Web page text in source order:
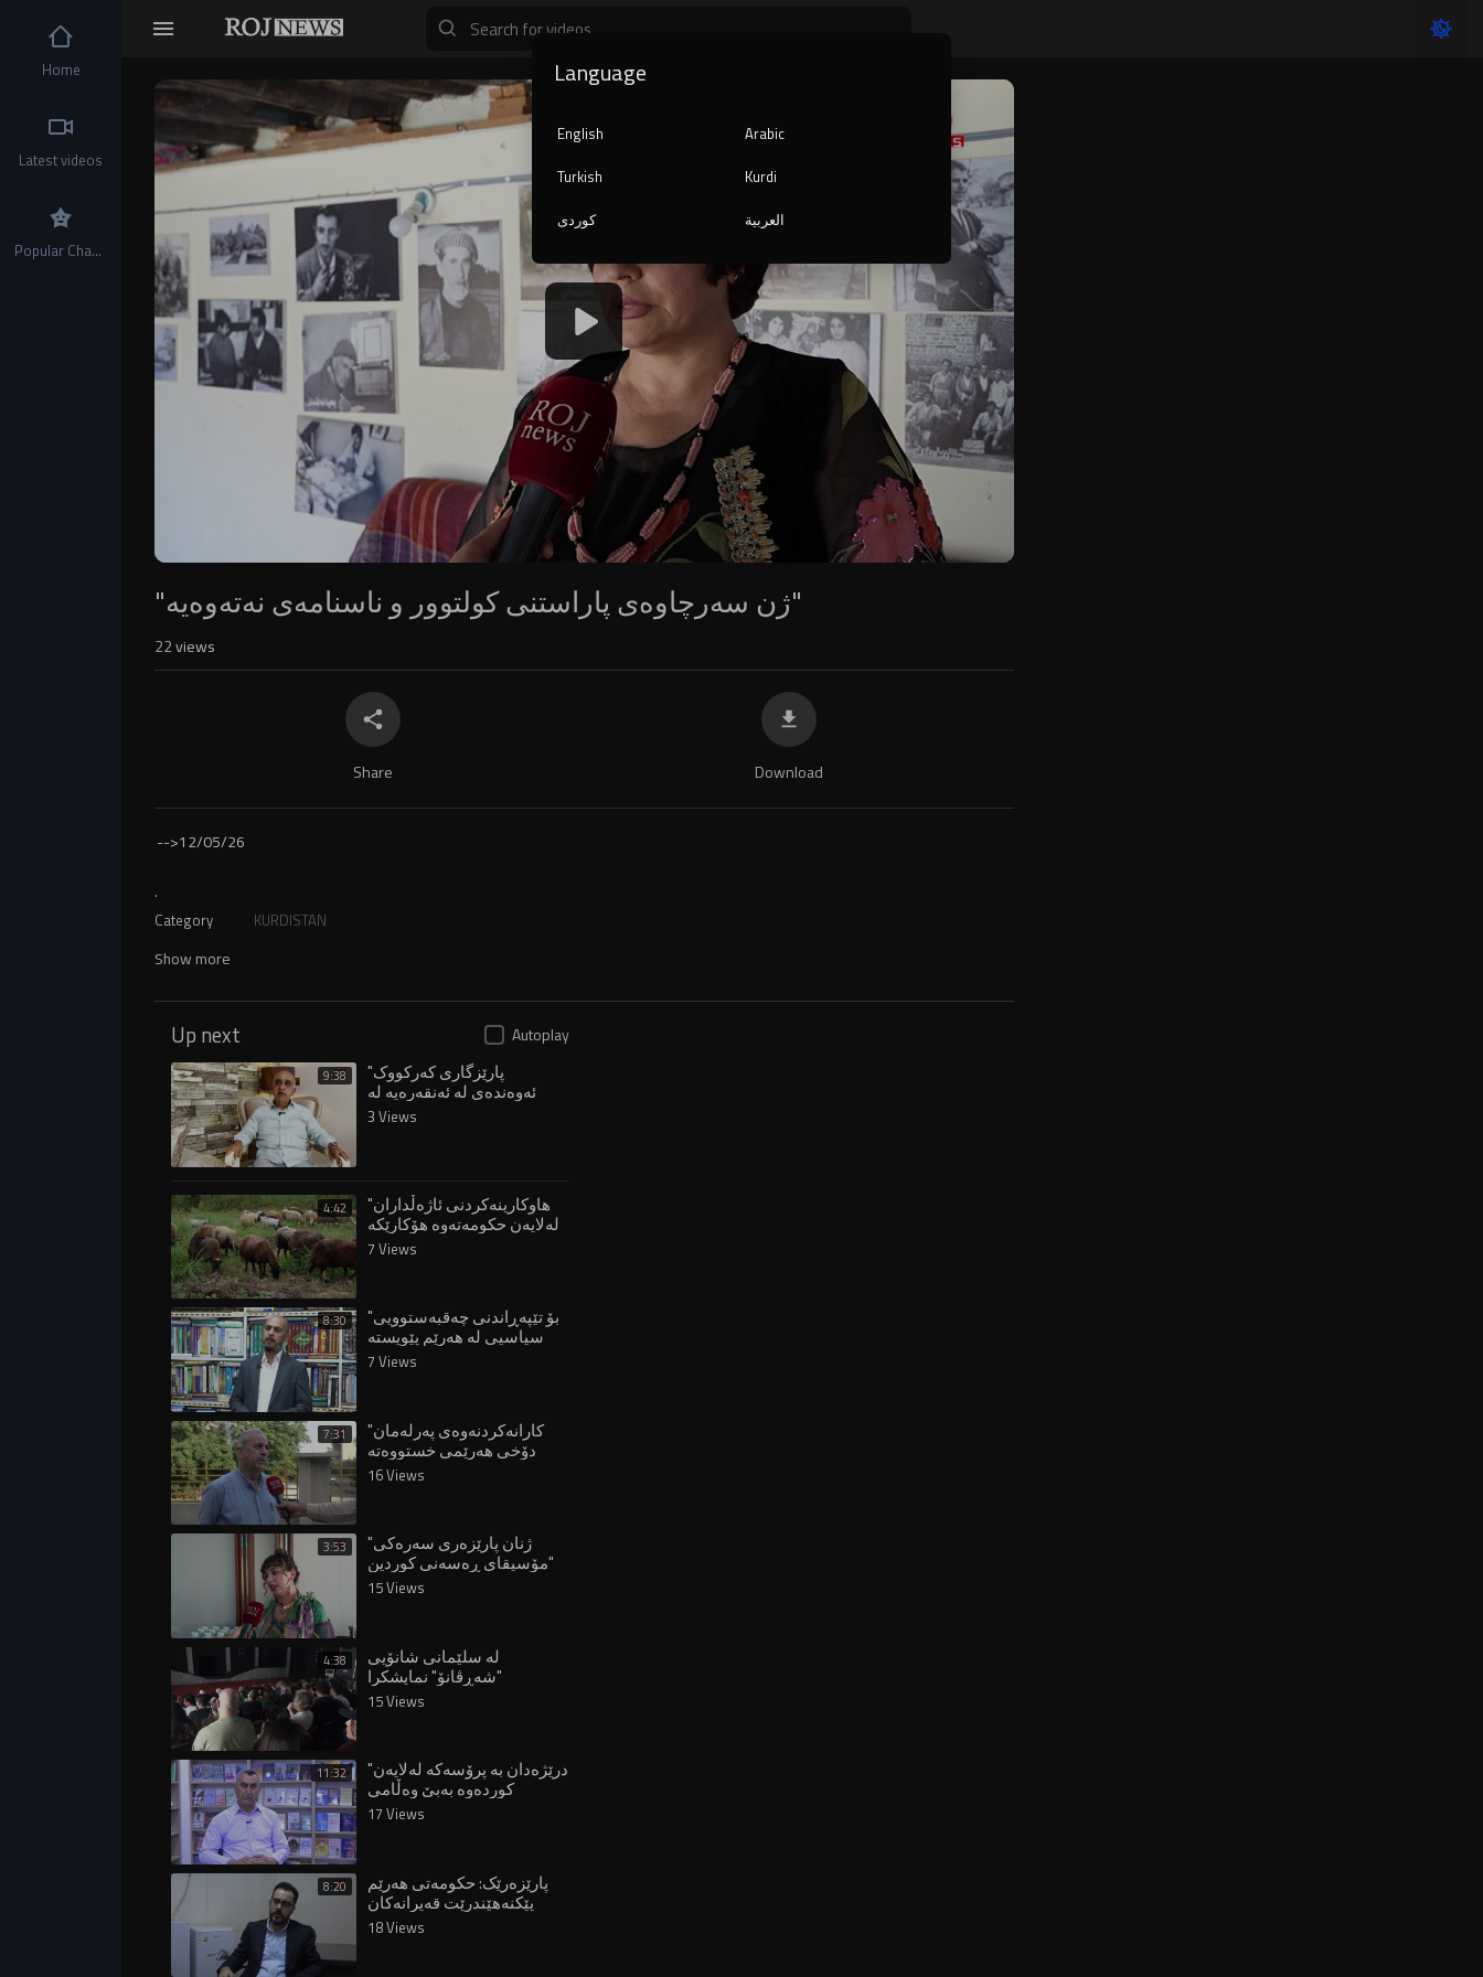
Video
Player
1080p
240p
auto
"ژن سەرچاوەی پاراستنی کولتوور و ناسنامەی نەتەوەیە"
22views
Share Download
-->12/05/26
.
Category KURDISTAN
Show more
Up next Autoplay
9:38 "پارێزگاری کەرکووک
ئەوەندەی لە ئەنقەرەیە لە
3 Views
4:42 "هاوکارینەکردنی ئاژەڵداران
لەلایەن حکومەتەوە هۆکارێکە
بۆ چۆڵبوونی گوندەکان" 7 Views
8:30 "بۆ تێپەڕاندنی چەقبەستوویی
سیاسیی لە هەرێم پێویستە
7 Views
7:31 "کارانەکردنەوەی پەرلەمان
دۆخی هەرێمی خستووەتە
حاڵەتی پاشاگەردانییەوە" 16 Views
3:53 "ژنان پارێزەری سەرەکی
مۆسیقای ڕەسەنی کوردین"
15 Views
4:38 لە سلێمانی شانۆیی
"شەڕڤانۆ" نمایشکرا
15 Views
11:32 "درێژەدان بە پرۆسەکە لەلایەن
کوردەوە بەبێ وەڵامی
17 Views
8:20 پارێزەرێک: حکومەتی هەرێم
پێکنەهێندرێت قەیرانەکان
18 Views
Home
Latest videos
Popular Channels
Language
English
Arabic
Turkish
Kurdi
کوردی
العربية